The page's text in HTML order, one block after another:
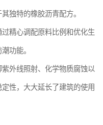
独特的橡胶沥青配方。
精心调配原料比例和优化生
功能。
外线照射、化学物质腐蚀以
性，大大延长了建筑的使用